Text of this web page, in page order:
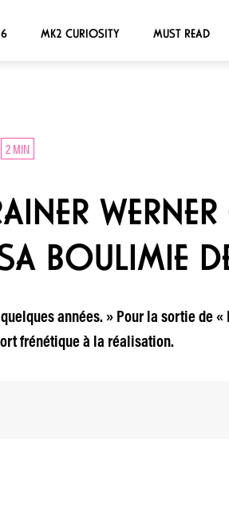
MK2 CURIOSITY MUST READ
2 MIN
WERNER
BOULIMIE
années. » Pour la sortie de
frénétique à la réalisation.